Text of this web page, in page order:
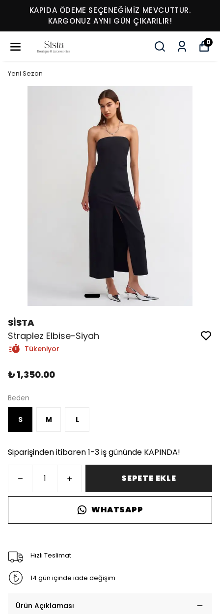
KAPIDA ÖDEME SEÇENEĞİMİZ MEVCUTTUR.
KARGONUZ AYNI GÜN ÇIKARILIR!
0
Yeni Sezon
SİSTA
Straplez Elbise-Siyah
Tükeniyor
₺ 1,350.00
Beden
S M L
Siparişinden itibaren 1-3 iş gününde KAPINDA!
SEPETE EKLE
WHATSAPP
Hızlı Teslimat
14 gün içinde iade değişim
Ürün Açıklaması